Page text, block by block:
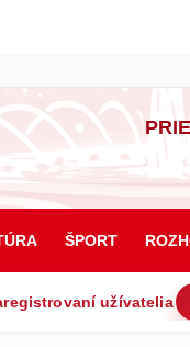
ŠPORT
užívatelia